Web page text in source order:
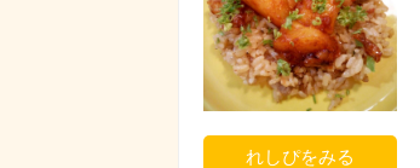
れしぴをみる